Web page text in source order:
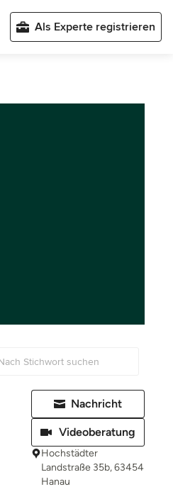
Als Experte registrieren
Nachricht
Videoberatung
Hochstädter
Landstraße 35b, 63454
Hanau